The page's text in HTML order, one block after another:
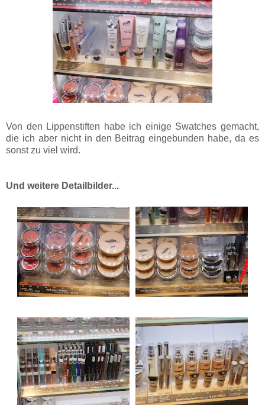
Von den Lippenstiften habe ich einige Swatches gemacht,
die ich aber nicht in den Beitrag eingebunden habe, da es
sonst zu viel wird.
Und weitere Detailbilder...